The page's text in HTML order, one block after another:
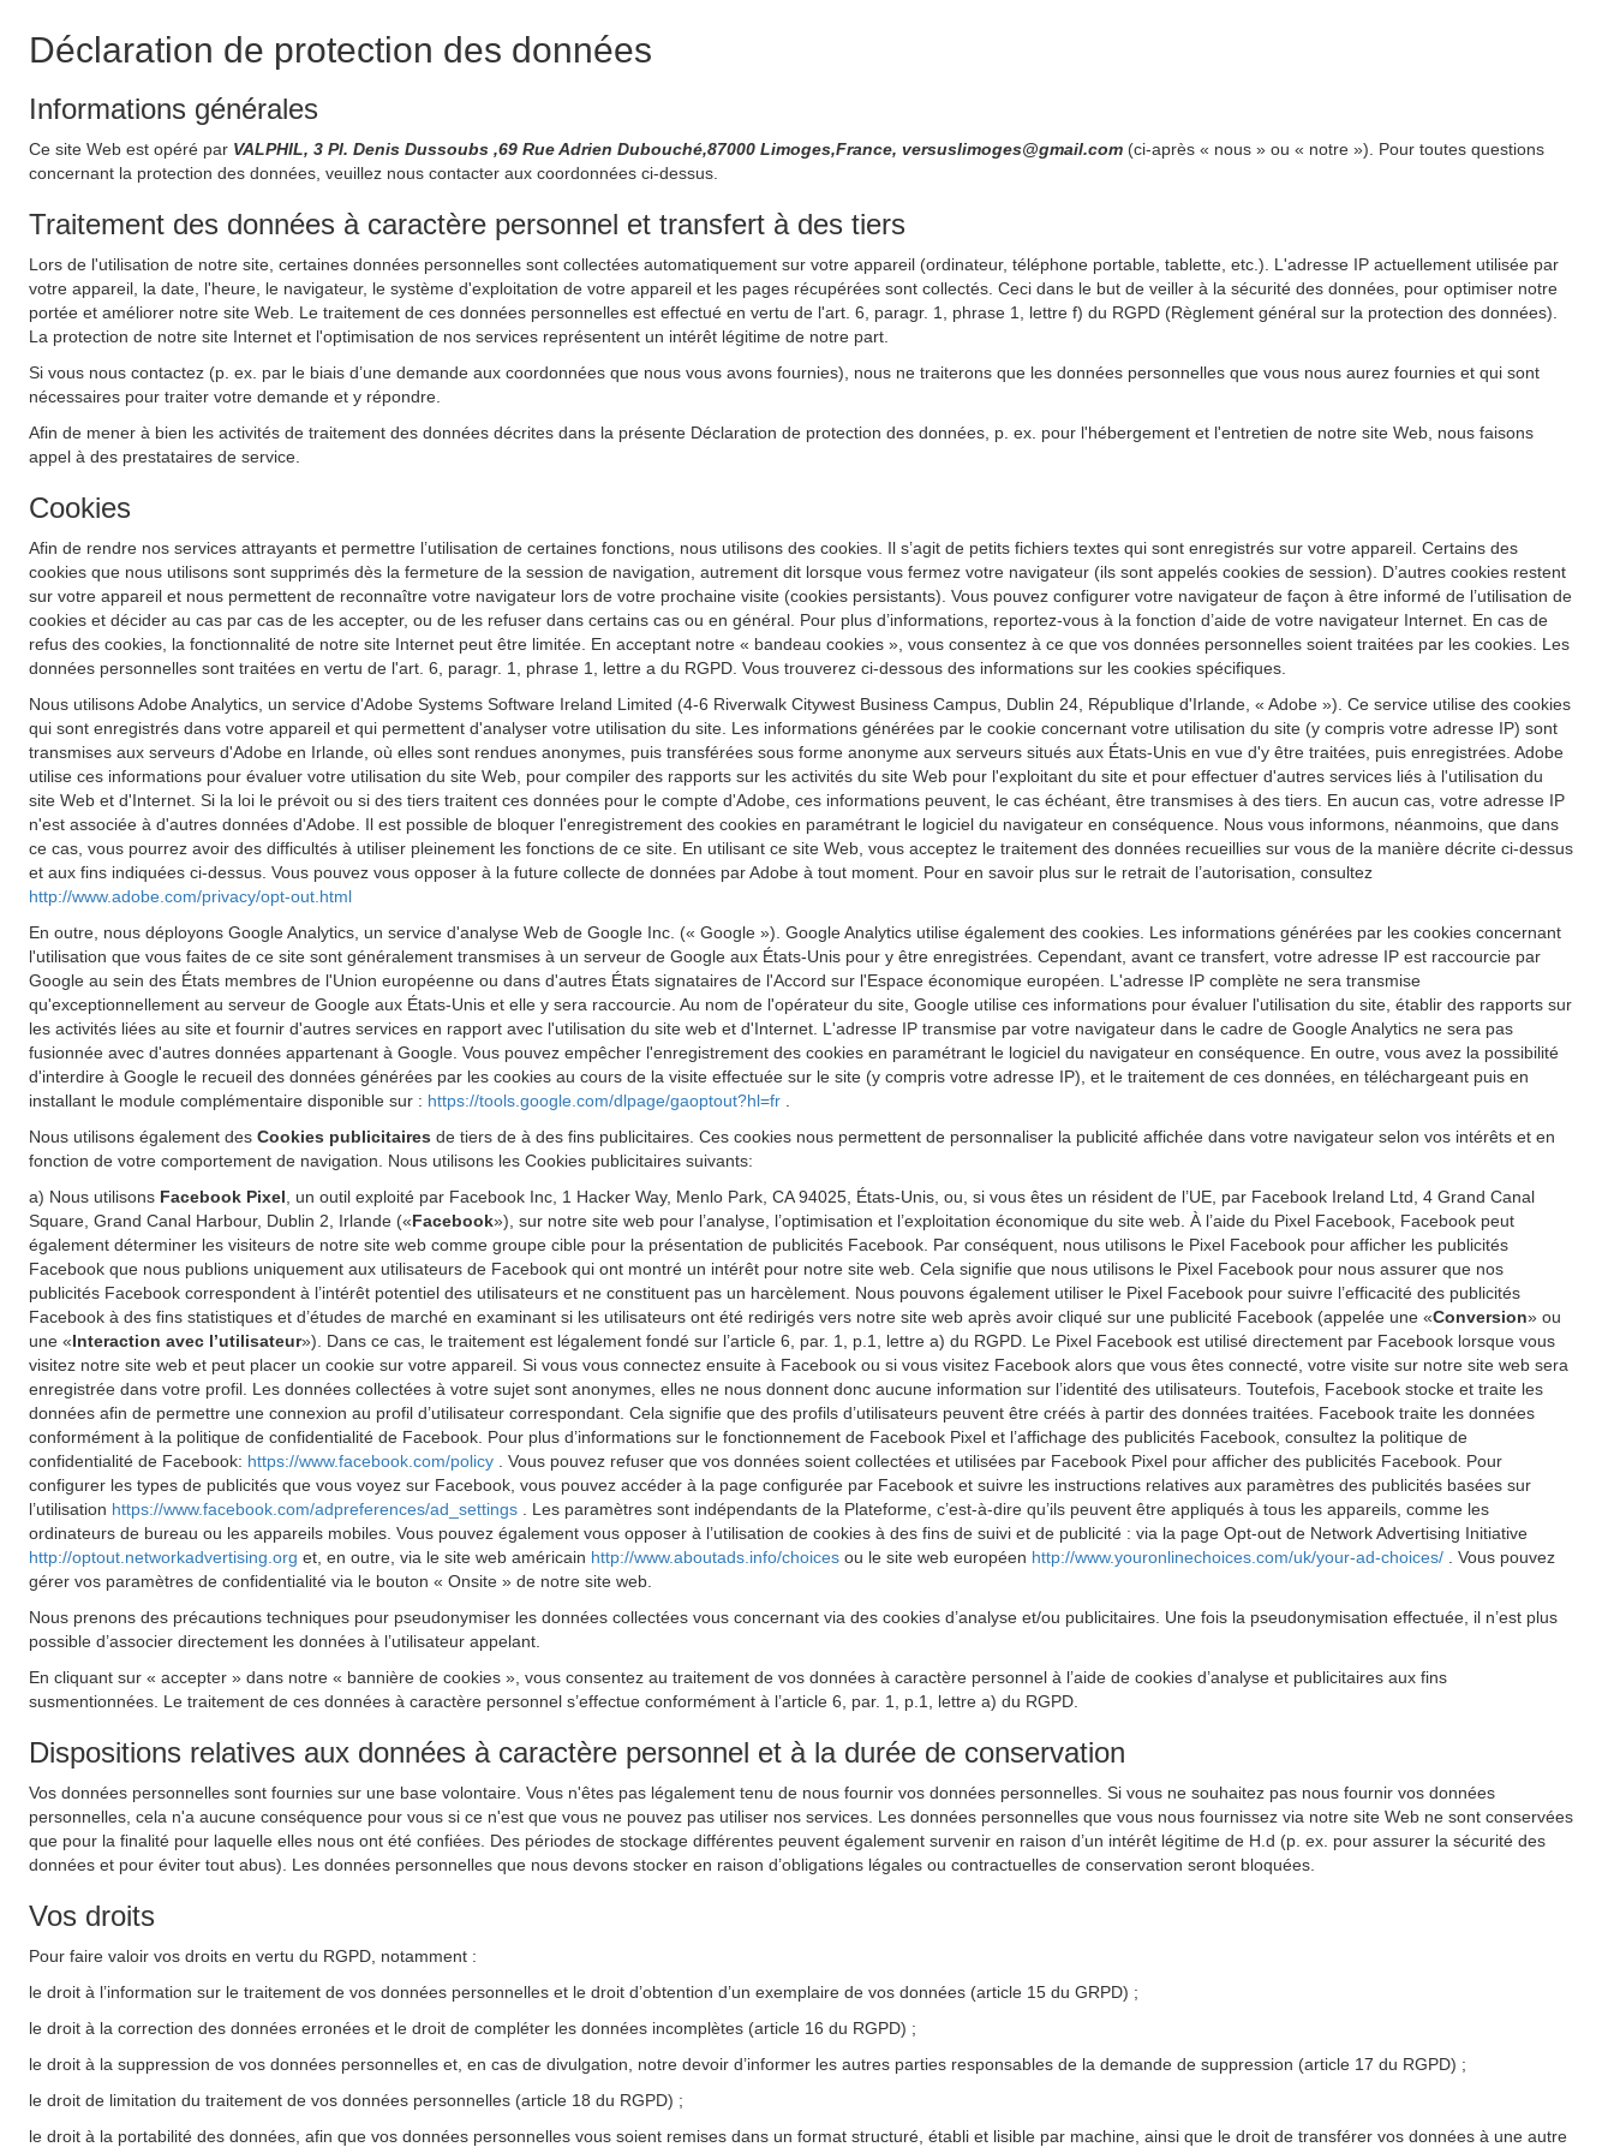
Déclaration de protection des données
Informations générales
Ce site Web est opéré par VALPHIL, 3 Pl. Denis Dussoubs ,69 Rue Adrien Dubouché,87000 Limoges,France, versuslimoges@gmail.com (ci-après « nous » ou « notre »). Pour toutes questions
concernant la protection des données, veuillez nous contacter aux coordonnées ci-dessus.
Traitement des données à caractère personnel et transfert à des tiers
Lors de l'utilisation de notre site, certaines données personnelles sont collectées automatiquement sur votre appareil (ordinateur, téléphone portable, tablette, etc.). L'adresse IP actuellement utilisée par
votre appareil, la date, l'heure, le navigateur, le système d'exploitation de votre appareil et les pages récupérées sont collectés. Ceci dans le but de veiller à la sécurité des données, pour optimiser notre
portée et améliorer notre site Web. Le traitement de ces données personnelles est effectué en vertu de l'art. 6, paragr. 1, phrase 1, lettre f) du RGPD (Règlement général sur la protection des données).
La protection de notre site Internet et l'optimisation de nos services représentent un intérêt légitime de notre part.
Si vous nous contactez (p. ex. par le biais d’une demande aux coordonnées que nous vous avons fournies), nous ne traiterons que les données personnelles que vous nous aurez fournies et qui sont
nécessaires pour traiter votre demande et y répondre.
Afin de mener à bien les activités de traitement des données décrites dans la présente Déclaration de protection des données, p. ex. pour l'hébergement et l'entretien de notre site Web, nous faisons
appel à des prestataires de service.
Cookies
Afin de rendre nos services attrayants et permettre l’utilisation de certaines fonctions, nous utilisons des cookies. Il s’agit de petits fichiers textes qui sont enregistrés sur votre appareil. Certains des
cookies que nous utilisons sont supprimés dès la fermeture de la session de navigation, autrement dit lorsque vous fermez votre navigateur (ils sont appelés cookies de session). D’autres cookies restent
sur votre appareil et nous permettent de reconnaître votre navigateur lors de votre prochaine visite (cookies persistants). Vous pouvez configurer votre navigateur de façon à être informé de l’utilisation de
cookies et décider au cas par cas de les accepter, ou de les refuser dans certains cas ou en général. Pour plus d’informations, reportez-vous à la fonction d’aide de votre navigateur Internet. En cas de
refus des cookies, la fonctionnalité de notre site Internet peut être limitée. En acceptant notre « bandeau cookies », vous consentez à ce que vos données personnelles soient traitées par les cookies. Les
données personnelles sont traitées en vertu de l'art. 6, paragr. 1, phrase 1, lettre a du RGPD. Vous trouverez ci-dessous des informations sur les cookies spécifiques.
Nous utilisons Adobe Analytics, un service d'Adobe Systems Software Ireland Limited (4-6 Riverwalk Citywest Business Campus, Dublin 24, République d'Irlande, « Adobe »). Ce service utilise des cookies
qui sont enregistrés dans votre appareil et qui permettent d'analyser votre utilisation du site. Les informations générées par le cookie concernant votre utilisation du site (y compris votre adresse IP) sont
transmises aux serveurs d'Adobe en Irlande, où elles sont rendues anonymes, puis transférées sous forme anonyme aux serveurs situés aux États-Unis en vue d'y être traitées, puis enregistrées. Adobe
utilise ces informations pour évaluer votre utilisation du site Web, pour compiler des rapports sur les activités du site Web pour l'exploitant du site et pour effectuer d'autres services liés à l'utilisation du
site Web et d'Internet. Si la loi le prévoit ou si des tiers traitent ces données pour le compte d'Adobe, ces informations peuvent, le cas échéant, être transmises à des tiers. En aucun cas, votre adresse IP
n'est associée à d'autres données d'Adobe. Il est possible de bloquer l'enregistrement des cookies en paramétrant le logiciel du navigateur en conséquence. Nous vous informons, néanmoins, que dans
ce cas, vous pourrez avoir des difficultés à utiliser pleinement les fonctions de ce site. En utilisant ce site Web, vous acceptez le traitement des données recueillies sur vous de la manière décrite ci-dessus
et aux fins indiquées ci-dessus. Vous pouvez vous opposer à la future collecte de données par Adobe à tout moment. Pour en savoir plus sur le retrait de l’autorisation, consultez
http://www.adobe.com/privacy/opt-out.html
En outre, nous déployons Google Analytics, un service d'analyse Web de Google Inc. (« Google »). Google Analytics utilise également des cookies. Les informations générées par les cookies concernant
l'utilisation que vous faites de ce site sont généralement transmises à un serveur de Google aux États-Unis pour y être enregistrées. Cependant, avant ce transfert, votre adresse IP est raccourcie par
Google au sein des États membres de l'Union européenne ou dans d'autres États signataires de l'Accord sur l'Espace économique européen. L'adresse IP complète ne sera transmise
qu'exceptionnellement au serveur de Google aux États-Unis et elle y sera raccourcie. Au nom de l'opérateur du site, Google utilise ces informations pour évaluer l'utilisation du site, établir des rapports sur
les activités liées au site et fournir d'autres services en rapport avec l'utilisation du site web et d'Internet. L'adresse IP transmise par votre navigateur dans le cadre de Google Analytics ne sera pas
fusionnée avec d'autres données appartenant à Google. Vous pouvez empêcher l'enregistrement des cookies en paramétrant le logiciel du navigateur en conséquence. En outre, vous avez la possibilité
d'interdire à Google le recueil des données générées par les cookies au cours de la visite effectuée sur le site (y compris votre adresse IP), et le traitement de ces données, en téléchargeant puis en
installant le module complémentaire disponible sur : https://tools.google.com/dlpage/gaoptout?hl=fr
Nous utilisons également des Cookies publicitaires de tiers de à des fins publicitaires. Ces cookies nous permettent de personnaliser la publicité affichée dans votre navigateur selon vos intérêts et en
fonction de votre comportement de navigation. Nous utilisons les Cookies publicitaires suivants:
a) Nous utilisons Facebook Pixel , un outil exploité par Facebook Inc, 1 Hacker Way, Menlo Park, CA 94025, États-Unis, ou, si vous êtes un résident de l’UE, par Facebook Ireland Ltd, 4 Grand Canal
Square, Grand Canal Harbour, Dublin 2, Irlande («Facebook»), sur notre site web pour l’analyse, l’optimisation et l’exploitation économique du site web. À l’aide du Pixel Facebook, Facebook peut
également déterminer les visiteurs de notre site web comme groupe cible pour la présentation de publicités Facebook. Par conséquent, nous utilisons le Pixel Facebook pour afficher les publicités
Facebook que nous publions uniquement aux utilisateurs de Facebook qui ont montré un intérêt pour notre site web. Cela signifie que nous utilisons le Pixel Facebook pour nous assurer que nos
publicités Facebook correspondent à l’intérêt potentiel des utilisateurs et ne constituent pas un harcèlement. Nous pouvons également utiliser le Pixel Facebook pour suivre l’efficacité des publicités
Facebook à des fins statistiques et d’études de marché en examinant si les utilisateurs ont été redirigés vers notre site web après avoir cliqué sur une publicité Facebook (appelée une «Conversion» ou
une «Interaction avec l’utilisateur»). Dans ce cas, le traitement est légalement fondé sur l’article 6, par. 1, p.1, lettre a) du RGPD. Le Pixel Facebook est utilisé directement par Facebook lorsque vous
visitez notre site web et peut placer un cookie sur votre appareil. Si vous vous connectez ensuite à Facebook ou si vous visitez Facebook alors que vous êtes connecté, votre visite sur notre site web sera
enregistrée dans votre profil. Les données collectées à votre sujet sont anonymes, elles ne nous donnent donc aucune information sur l’identité des utilisateurs. Toutefois, Facebook stocke et traite les
données afin de permettre une connexion au profil d’utilisateur correspondant. Cela signifie que des profils d’utilisateurs peuvent être créés à partir des données traitées. Facebook traite les données
conformément à la politique de confidentialité de Facebook. Pour plus d’informations sur le fonctionnement de Facebook Pixel et l’affichage des publicités Facebook, consultez la politique de
confidentialité de Facebook: https://www.facebook.com/policy
. Vous pouvez refuser que vos données soient collectées et utilisées par Facebook Pixel pour afficher des publicités Facebook. Pour
configurer les types de publicités que vous voyez sur Facebook, vous pouvez accéder à la page configurée par Facebook et suivre les instructions relatives aux paramètres des publicités basées sur
l’utilisation https://www.facebook.com/adpreferences/ad_settings
. Les paramètres sont indépendants de la Plateforme, c’est-à-dire qu’ils peuvent être appliqués à tous les appareils, comme les
ordinateurs de bureau ou les appareils mobiles. Vous pouvez également vous opposer à l’utilisation de cookies à des fins de suivi et de publicité : via la page Opt-out de Network Advertising Initiative
http://optout.networkadvertising.org et, en outre, via le site web américain http://www.aboutads.info/choices ou le site web européen http://www.youronlinechoices.com/uk/your-ad-choices/
. Vous pouvez
gérer vos paramètres de confidentialité via le bouton « Onsite » de notre site web.
Nous prenons des précautions techniques pour pseudonymiser les données collectées vous concernant via des cookies d’analyse et/ou publicitaires. Une fois la pseudonymisation effectuée, il n’est plus
possible d’associer directement les données à l’utilisateur appelant.
En cliquant sur « accepter » dans notre « bannière de cookies », vous consentez au traitement de vos données à caractère personnel à l’aide de cookies d’analyse et publicitaires aux fins
susmentionnées. Le traitement de ces données à caractère personnel s’effectue conformément à l’article 6, par. 1, p.1, lettre a) du RGPD.
Dispositions relatives aux données à caractère personnel et à la durée de conservation
Vos données personnelles sont fournies sur une base volontaire. Vous n'êtes pas légalement tenu de nous fournir vos données personnelles. Si vous ne souhaitez pas nous fournir vos données
personnelles, cela n'a aucune conséquence pour vous si ce n'est que vous ne pouvez pas utiliser nos services. Les données personnelles que vous nous fournissez via notre site Web ne sont conservées
que pour la finalité pour laquelle elles nous ont été confiées. Des périodes de stockage différentes peuvent également survenir en raison d’un intérêt légitime de H.d (p. ex. pour assurer la sécurité des
données et pour éviter tout abus). Les données personnelles que nous devons stocker en raison d’obligations légales ou contractuelles de conservation seront bloquées.
Vos droits
Pour faire valoir vos droits en vertu du RGPD, notamment :
le droit à l’information sur le traitement de vos données personnelles et le droit d’obtention d’un exemplaire de vos données (article 15 du GRPD) ;
le droit à la correction des données erronées et le droit de compléter les données incomplètes (article 16 du RGPD) ;
le droit à la suppression de vos données personnelles et, en cas de divulgation, notre devoir d’informer les autres parties responsables de la demande de suppression (article 17 du RGPD) ;
le droit de limitation du traitement de vos données personnelles (article 18 du RGPD) ;
le droit à la portabilité des données, afin que vos données personnelles vous soient remises dans un format structuré, établi et lisible par machine, ainsi que le droit de transférer vos données à une autre